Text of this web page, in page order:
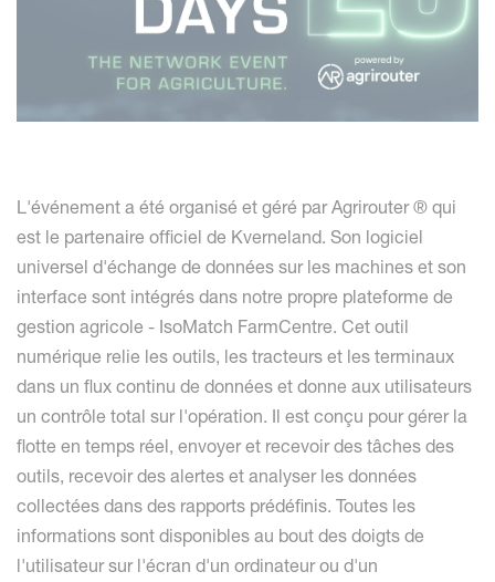
L'événement a été organisé et géré par Agrirouter ® qui
est le partenaire officiel de Kverneland. Son logiciel
universel d'échange de données sur les machines et son
interface sont intégrés dans notre propre plateforme de
gestion agricole - IsoMatch FarmCentre. Cet outil
numérique relie les outils, les tracteurs et les terminaux
dans un flux continu de données et donne aux utilisateurs
un contrôle total sur l'opération. Il est conçu pour gérer la
flotte en temps réel, envoyer et recevoir des tâches des
outils, recevoir des alertes et analyser les données
collectées dans des rapports prédéfinis. Toutes les
informations sont disponibles au bout des doigts de
l'utilisateur sur l'écran d'un ordinateur ou d'un